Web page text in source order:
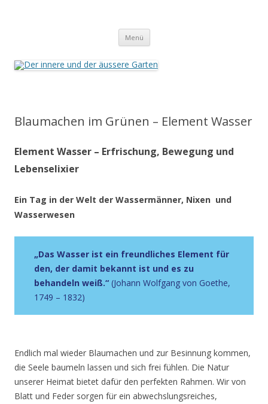
Menü Zum
springen
Blaumachen im Grünen – Element Wasser
Element Wasser – Erfrischung, Bewegung und
Lebenselixier
Ein Tag in der Welt der Wassermänner, Nixen und
Wasserwesen
„Das Wasser ist ein freundliches Element für
den, der damit bekannt ist und es zu
behandeln weiß.“ (Johann Wolfgang von Goethe,
1749 – 1832)
Endlich mal wieder Blaumachen und zur Besinnung kommen,
die Seele baumeln lassen und sich frei fühlen. Die Natur
unserer Heimat bietet dafür den perfekten Rahmen. Wir von
Blatt und Feder sorgen für ein abwechslungsreiches,